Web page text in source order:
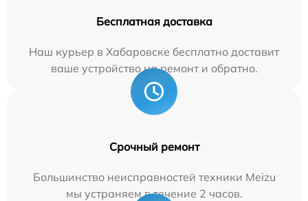
Бесплатная доставка
Наш курьер в Хабаровске бесплатно доставит
ваше устройство на ремонт и обратно.
Срочный ремонт
Большинство неисправностей техники Meizu
мы устраняем в течение 2 часов.